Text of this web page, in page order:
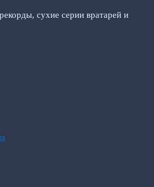
сухие серии вратарей и